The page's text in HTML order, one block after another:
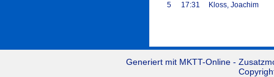
5
17:31 Kloss, Joachim
Generiert mit MKTT-Online-